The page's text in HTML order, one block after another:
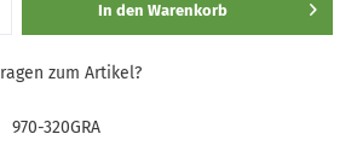
In den Warenkorb
zum Artikel?
970-320GRA